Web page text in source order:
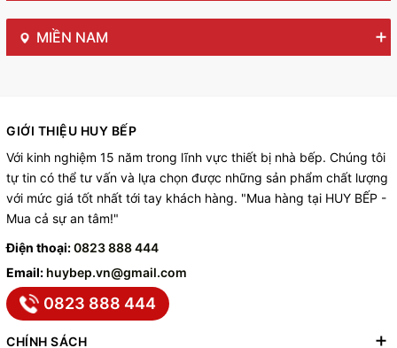
MIỀN NAM
GIỚI THIỆU HUY BẾP
Với kinh nghiệm 15 năm trong lĩnh vực thiết bị nhà bếp. Chúng tôi
tự tin có thể tư vấn và lựa chọn được những sản phẩm chất lượng
với mức giá tốt nhất tới tay khách hàng. "Mua hàng tại HUY BẾP -
Mua cả sự an tâm!"
Điện thoại:0823 888 444
Email: huybep.vn@gmail.com
0823 888 444
CHÍNH SÁCH